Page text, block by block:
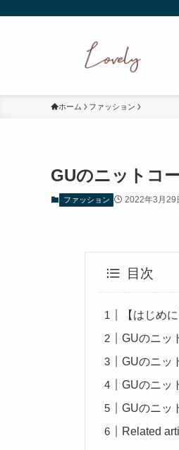
ホーム ファッション
GUのニットコ
ファッション 2022年3月29
目次
【はじめ
GUのニッ
GUのニッ
GUのニッ
GUのニッ
Related